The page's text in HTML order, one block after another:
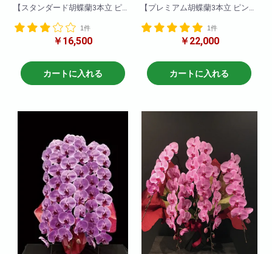
【スタンダード胡蝶蘭3本立 ピン
一押し3本立ちピンク。他の胡蝶
蘭と比べて目立つこと間違いな
華やかな一品です!就任祝い・開
店祝いにも適しています。お取
引先などに送っても失礼がな
輪数:約24～30輪
※季節により輪数が変動すること
があります。
1件
￥16,500
カートに入れる
【プレミアム胡蝶蘭3本立 ピン
華やかさ花もちも最高級品で
す。紅白のコントラストが醸し
ちにも匹敵する代物です。他の
色と比べて一際映え且つ華やか
な一品です!就任祝い・開店祝い
※季節により輪数が変動すること
があります。
1件
￥22,000
カートに入れる